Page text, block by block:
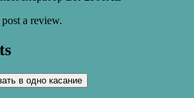
a review.
в одно касание